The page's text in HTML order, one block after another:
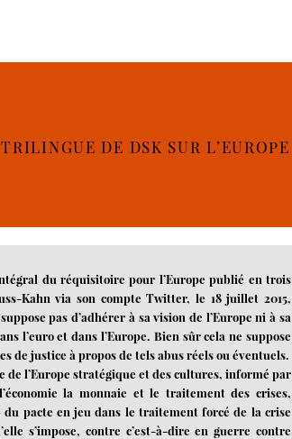
DE DSK SUR L’EUROPE
du réquisitoire pour l’Europe publié en trois
Kahn via son compte Twitter, le 18 juillet 2015,
pas d’adhérer à sa vision de l’Europe ni à sa
l’euro et dans l’Europe. Bien sûr cela ne suppose
de justice à propos de tels abus réels ou éventuels.
l’Europe stratégique et des cultures, informé par
la monnaie et le traitement des crises,
pacte en jeu dans le traitement forcé de la crise
s’impose, contre c’est-à-dire en guerre contre